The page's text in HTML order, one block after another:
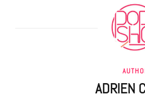
ADRIEN